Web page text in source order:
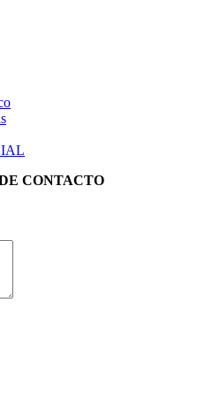
CONTACTO